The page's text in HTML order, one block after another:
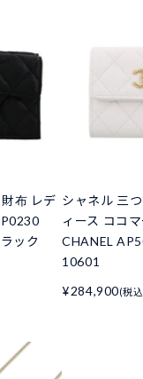
布 レデ
ック
シャネル 三
ィース ココ
CHANEL
10601
¥284,900(税